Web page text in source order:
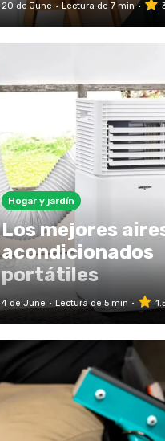
20 de June Lectura de 7 min
Hogar y jardín
Los mejores
acondicionados
portátiles
4 de June Lectura de 5 min